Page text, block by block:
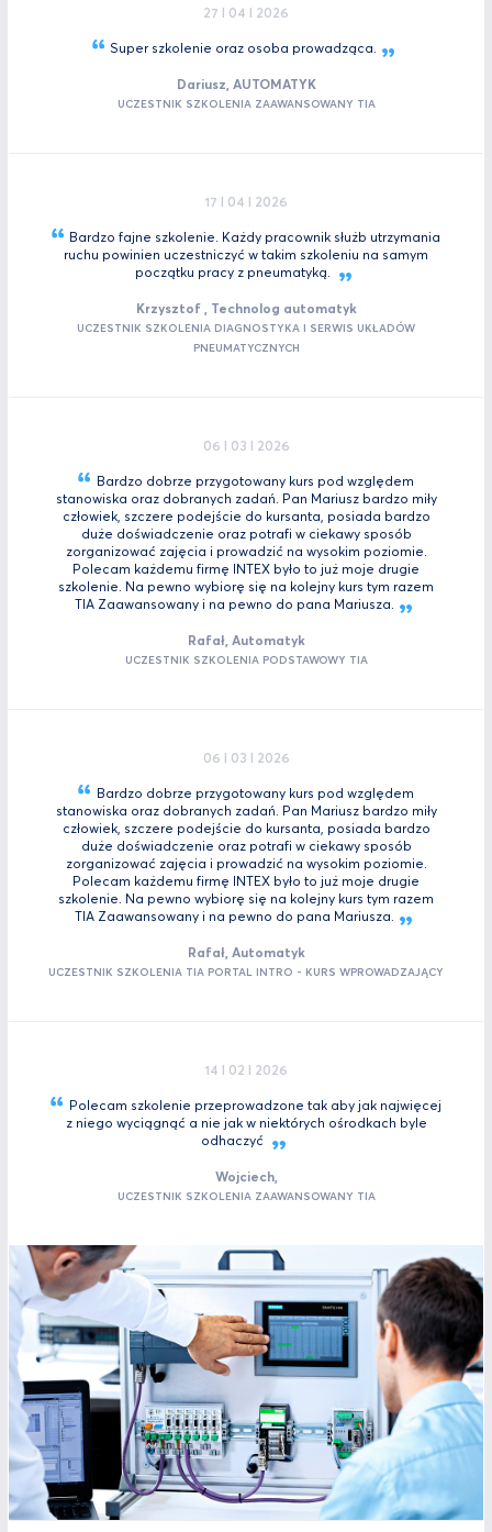
27 I 04 I 2026
Super szkolenie oraz osoba prowadząca.
Dariusz, AUTOMATYK
UCZESTNIK SZKOLENIA ZAAWANSOWANY TIA
17 I 04 I 2026
Bardzo fajne szkolenie. Każdy pracownik służb utrzymania
ruchu powinien uczestniczyć w takim szkoleniu na samym
początku pracy z pneumatyką.
Krzysztof , Technolog automatyk
UCZESTNIK SZKOLENIA DIAGNOSTYKA I SERWIS UKŁADÓW
PNEUMATYCZNYCH
06 I 03 I 2026
Bardzo dobrze przygotowany kurs pod względem
stanowiska oraz dobranych zadań. Pan Mariusz bardzo miły
człowiek, szczere podejście do kursanta, posiada bardzo
duże doświadczenie oraz potrafi w ciekawy sposób
zorganizować zajęcia i prowadzić na wysokim poziomie.
Polecam każdemu firmę INTEX było to już moje drugie
szkolenie. Na pewno wybiorę się na kolejny kurs tym razem
TIA Zaawansowany i na pewno do pana Mariusza.
Rafał, Automatyk
UCZESTNIK SZKOLENIA PODSTAWOWY TIA
06 I 03 I 2026
Bardzo dobrze przygotowany kurs pod względem
stanowiska oraz dobranych zadań. Pan Mariusz bardzo miły
człowiek, szczere podejście do kursanta, posiada bardzo
duże doświadczenie oraz potrafi w ciekawy sposób
zorganizować zajęcia i prowadzić na wysokim poziomie.
Polecam każdemu firmę INTEX było to już moje drugie
szkolenie. Na pewno wybiorę się na kolejny kurs tym razem
TIA Zaawansowany i na pewno do pana Mariusza.
Rafał, Automatyk
UCZESTNIK SZKOLENIA TIA PORTAL INTRO - KURS WPROWADZAJĄCY
14 I 02 I 2026
Polecam szkolenie przeprowadzone tak aby jak najwięcej
z niego wyciągnąć a nie jak w niektórych ośrodkach byle
odhaczyć
Wojciech,
UCZESTNIK SZKOLENIA ZAAWANSOWANY TIA